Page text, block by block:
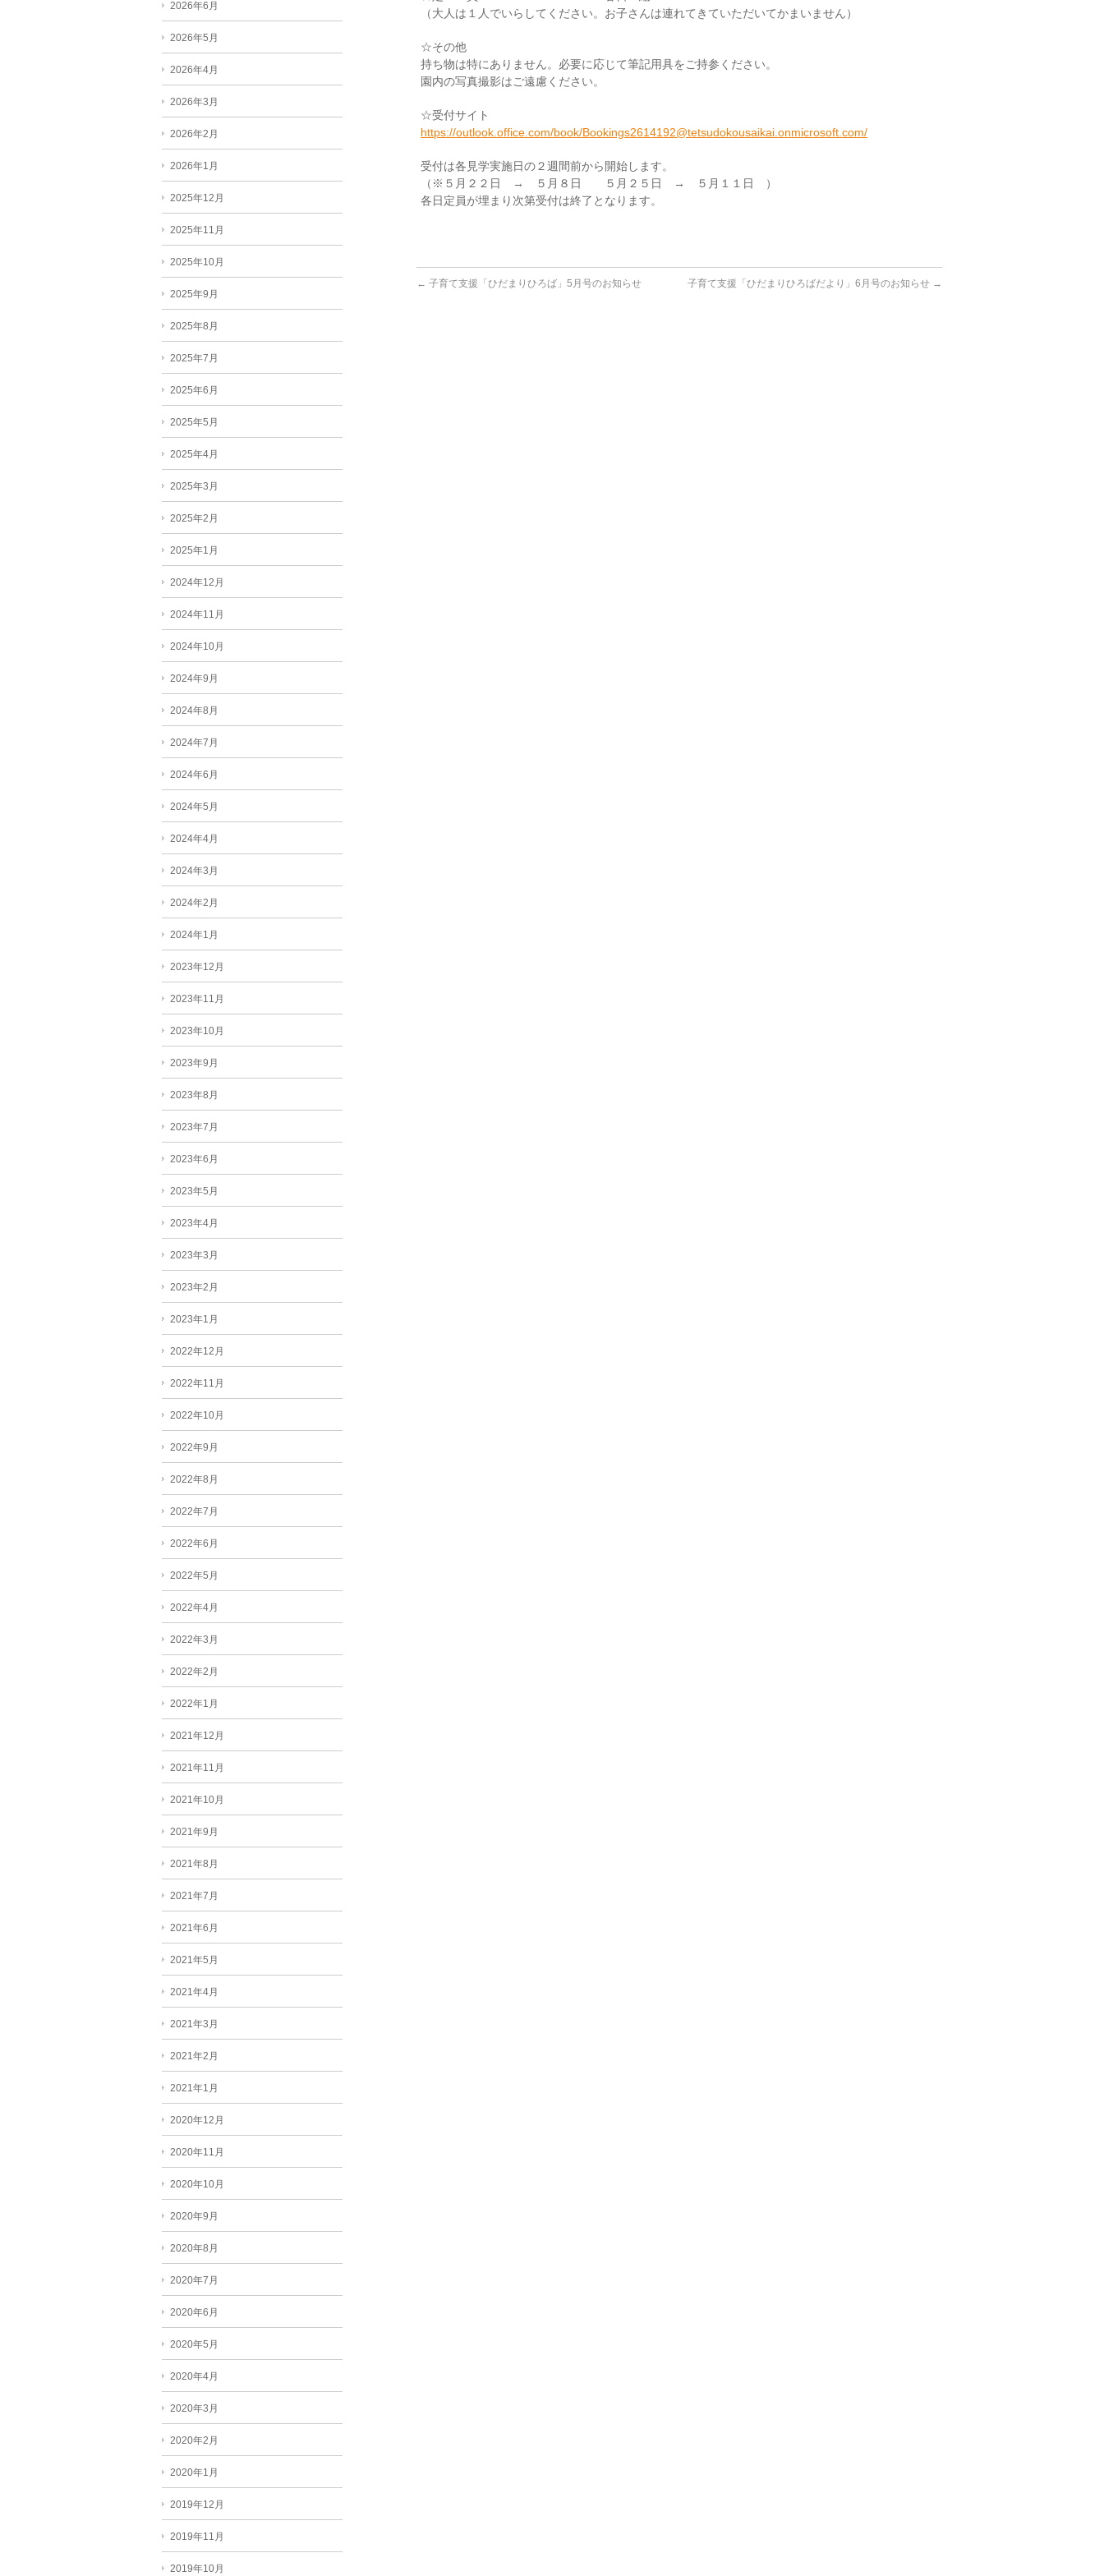
（大人は１人でいらしてください。お子さんは連れてきていただいてかまいません）
☆その他
持ち物は特にありません。必要に応じて筆記用具をご持参ください。
園内の写真撮影はご遠慮ください。
☆受付サイト
https://outlook.office.com/book/Bookings2614192@tetsudokousaikai.onmicrosoft.com/
受付は各見学実施日の２週間前から開始します。
（※５月２２日 → ５月８日 ５月２５日 → ５月１１日 ）
各日定員が埋まり次第受付は終了となります。
← 子育て支援「ひだまりひろば」5月号のお知らせ 子育て支援「ひだまりひろばだより」6月号のお知らせ →
2026年6月
2026年5月
2026年4月
2026年3月
2026年2月
2026年1月
2025年12月
2025年11月
2025年10月
2025年9月
2025年8月
2025年7月
2025年6月
2025年5月
2025年4月
2025年3月
2025年2月
2025年1月
2024年12月
2024年11月
2024年10月
2024年9月
2024年8月
2024年7月
2024年6月
2024年5月
2024年4月
2024年3月
2024年2月
2024年1月
2023年12月
2023年11月
2023年10月
2023年9月
2023年8月
2023年7月
2023年6月
2023年5月
2023年4月
2023年3月
2023年2月
2023年1月
2022年12月
2022年11月
2022年10月
2022年9月
2022年8月
2022年7月
2022年6月
2022年5月
2022年4月
2022年3月
2022年2月
2022年1月
2021年12月
2021年11月
2021年10月
2021年9月
2021年8月
2021年7月
2021年6月
2021年5月
2021年4月
2021年3月
2021年2月
2021年1月
2020年12月
2020年11月
2020年10月
2020年9月
2020年8月
2020年7月
2020年6月
2020年5月
2020年4月
2020年3月
2020年2月
2020年1月
2019年12月
2019年11月
2019年10月